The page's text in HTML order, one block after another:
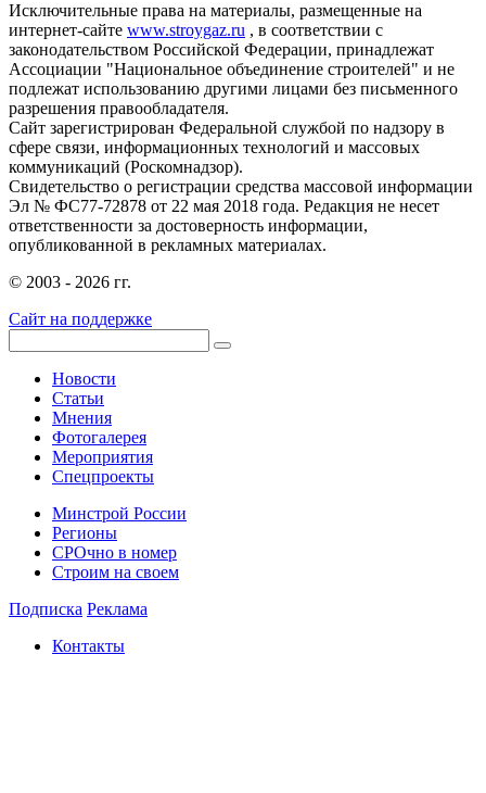
Исключительные права на материалы, размещенные на
интернет-сайте www.stroygaz.ru , в соответствии с
законодательством Российской Федерации, принадлежат
Ассоциации "Национальное объединение строителей" и не
подлежат использованию другими лицами без письменного
разрешения правообладателя.
Сайт зарегистрирован Федеральной службой по надзору в
сфере связи, информационных технологий и массовых
коммуникаций (Роскомнадзор).
Свидетельство о регистрации средства массовой информации
Эл № ФС77-72878 от 22 мая 2018 года. Редакция не несет
ответственности за достоверность информации,
опубликованной в рекламных материалах.
© 2003 - 2026 гг.
Сайт на поддержке
Новости
Статьи
Мнения
Фотогалерея
Мероприятия
Спецпроекты
Минстрой России
Регионы
СРОчно в номер
Строим на своем
Подписка Реклама
Контакты